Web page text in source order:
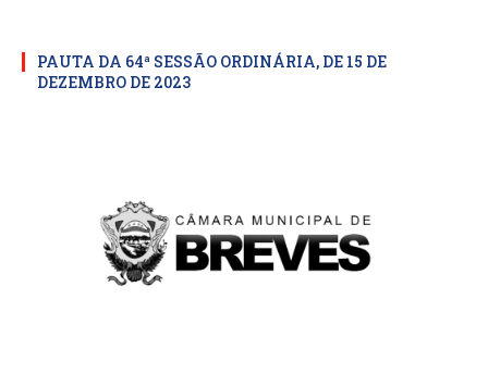
PAUTA DA 64ª SESSÃO ORDINÁRIA, DE 15 DE
DEZEMBRO DE 2023